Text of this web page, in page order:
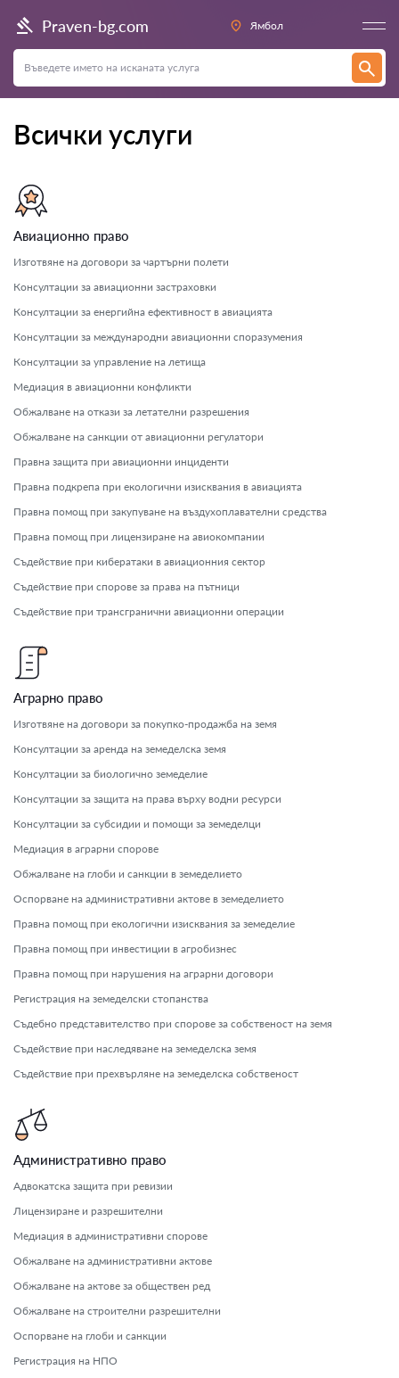
Praven-bg.com Ямбол
Всички услуги
Авиационно право
Изготвяне на договори за чартърни полети
Консултации за авиационни застраховки
Консултации за енергийна ефективност в авиацията
Консултации за международни авиационни споразумения
Консултации за управление на летища
Медиация в авиационни конфликти
Обжалване на откази за летателни разрешения
Обжалване на санкции от авиационни регулатори
Правна защита при авиационни инциденти
Правна подкрепа при екологични изисквания в авиацията
Правна помощ при закупуване на въздухоплавателни средства
Правна помощ при лицензиране на авиокомпании
Съдействие при кибератаки в авиационния сектор
Съдействие при спорове за права на пътници
Съдействие при трансгранични авиационни операции
Аграрно право
Изготвяне на договори за покупко-продажба на земя
Консултации за аренда на земеделска земя
Консултации за биологично земеделие
Консултации за защита на права върху водни ресурси
Консултации за субсидии и помощи за земеделци
Медиация в аграрни спорове
Обжалване на глоби и санкции в земеделието
Оспорване на административни актове в земеделието
Правна помощ при екологични изисквания за земеделие
Правна помощ при инвестиции в агробизнес
Правна помощ при нарушения на аграрни договори
Регистрация на земеделски стопанства
Съдебно представителство при спорове за собственост на земя
Съдействие при наследяване на земеделска земя
Съдействие при прехвърляне на земеделска собственост
Административно право
Адвокатска защита при ревизии
Лицензиране и разрешителни
Медиация в административни спорове
Обжалване на административни актове
Обжалване на актове за обществен ред
Обжалване на строителни разрешителни
Оспорване на глоби и санкции
Регистрация на НПО